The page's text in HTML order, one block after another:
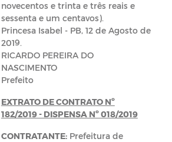
novecentos e trinta e três reais e
sessenta e um centavos).
Princesa Isabel - PB, 12 de Agosto de
2019.
RICARDO PEREIRA DO
NASCIMENTO
Prefeito
EXTRATO DE CONTRATO Nº
182/2019 - DISPENSA Nº 018/2019
CONTRATANTE:Prefeitura de